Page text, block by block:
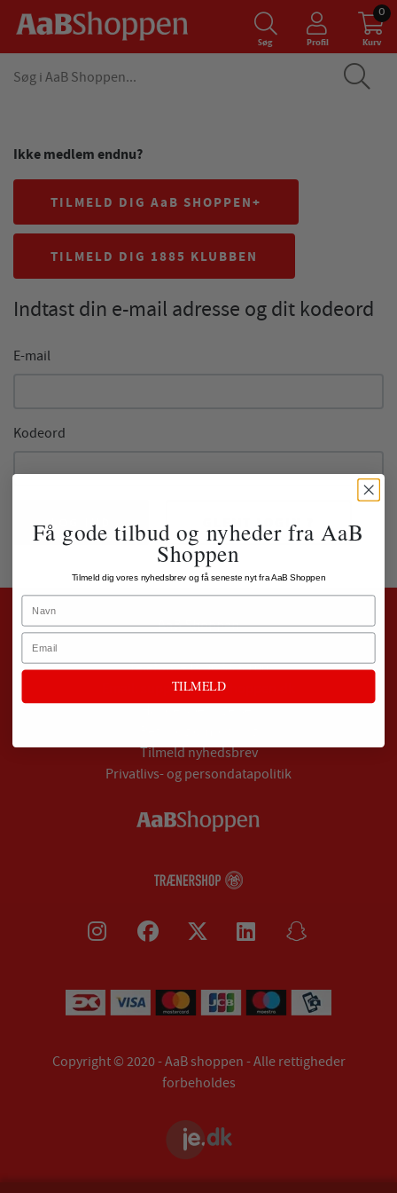
Søg Profil Kurv
0
Ikke medlem endnu?
TILMELD DIG AaB SHOPPEN+
TILMELD DIG 1885 KLUBBEN
Indtast din e-mail adresse og dit kodeord
E-mail
Kodeord
LOG IND GLEMT LOGIN ?
AaB Shoppen
Telefon:+45 96 35 59 00
support@aabshoppen.dk
Tilmeld nyhedsbrev
Privatlivs- og persondatapolitik
Copyright © 2020 - AaB shoppen - Alle rettigheder
forbeholdes
Få gode tilbud og nyheder fra AaB
Shoppen
Tilmeld dig vores nyhedsbrev og få seneste nyt fra AaB Shoppen
Name
Email
TILMELD